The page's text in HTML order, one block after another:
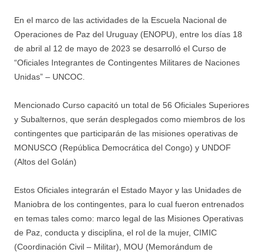
En el marco de las actividades de la Escuela Nacional de
Operaciones de Paz del Uruguay (ENOPU), entre los días 18
de abril al 12 de mayo de 2023 se desarrolló el Curso de
“Oficiales Integrantes de Contingentes Militares de Naciones
Unidas” – UNCOC.
Mencionado Curso capacitó un total de 56 Oficiales Superiores
y Subalternos, que serán desplegados como miembros de los
contingentes que participarán de las misiones operativas de
MONUSCO (República Democrática del Congo) y UNDOF
(Altos del Golán)
Estos Oficiales integrarán el Estado Mayor y las Unidades de
Maniobra de los contingentes, para lo cual fueron entrenados
en temas tales como: marco legal de las Misiones Operativas
de Paz, conducta y disciplina, el rol de la mujer, CIMIC
(Coordinación Civil – Militar), MOU (Memorándum de